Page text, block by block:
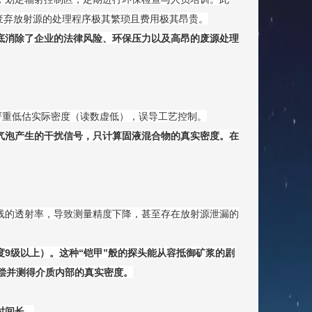
放射源的处理程序极其繁琐且费用极其昂贵。
除了企业的法律风险、环保压力以及高昂的废源处理
低估实际密度（读数虚低），误导工艺控制。
产生的干扰信号，只计算固液混合物的真实密度。在
透射率，导致测量精度下降，甚至存在放射源泄漏的
级以上）。这种“铠甲”般的探头能从容抵御矿浆的剧
测得介质内部的真实密度。